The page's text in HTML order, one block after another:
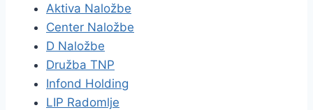
Aktiva Naložbe
Center Naložbe
D Naložbe
Družba TNP
Infond Holding
LIP Radomlje